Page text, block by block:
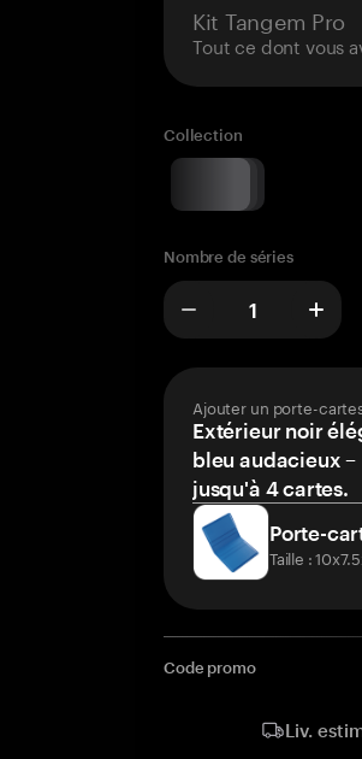
Kit Tangem Pro
Tout ce dont vous
Collection
Nombre de séries
Ajouter un porte-
Extérieur noir
bleu audacieux
jusqu'à 4 cartes.
Porte-
Taille :
Code promo
Liv.